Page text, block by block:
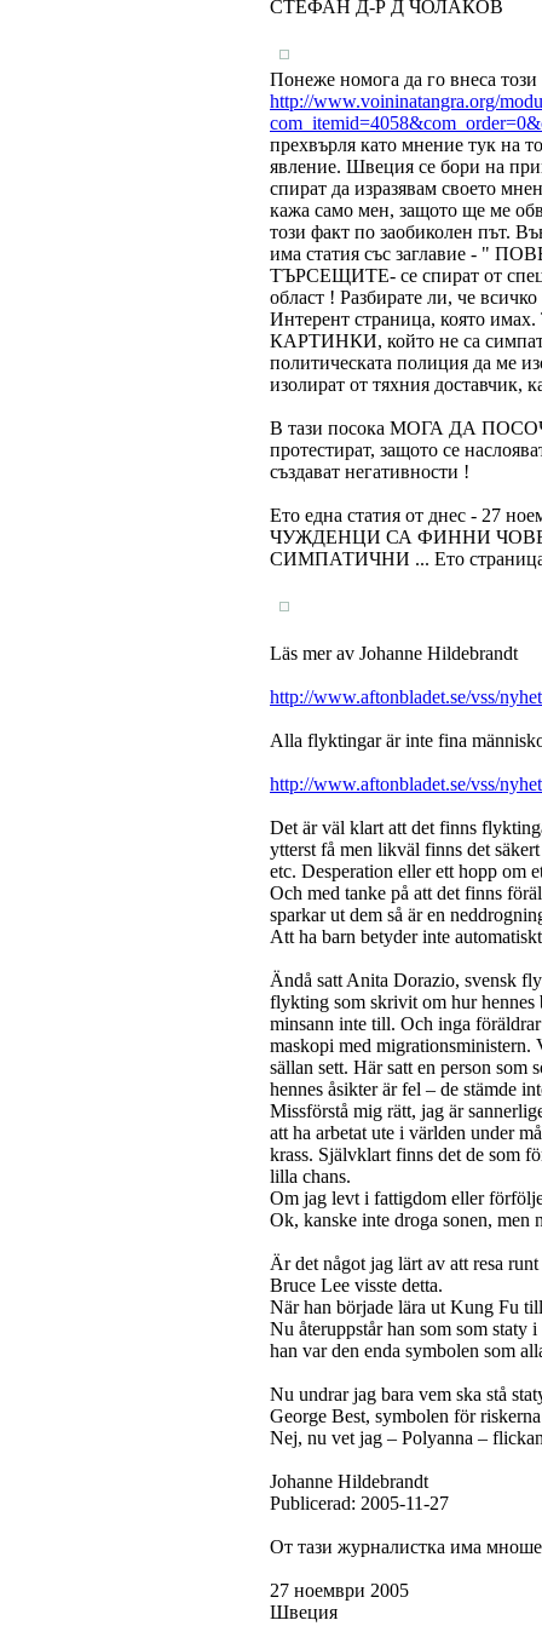
СТЕФАН Д-Р Д ЧОЛАКОВ
Понеже номога да го внеса този
http://www.voininatangra.org/
прехвърля като мнение тук на
явление. Швеция се бори на
спират да изразявам своето
кажа само мен, защото ще ме
този факт по заобиколен път.
има статия със заглавие -
ТЪРСЕЩИТЕ- се спират от
област ! Разбирате ли, че
Интерент страница, която
КАРТИНКИ, който не са
политическата полиция да ме
изолират от тяхния доставчик,
В тази посока МОГА ДА ПОСОЧА
протестират, защото се
създават негативности !
Ето една статия от днес - 27
ЧУЖДЕНЦИ СА ФИННИ
СИМПАТИЧНИ ... Ето
Läs mer av Johanne Hildebrandt
http://www.aftonbladet.se/vss/
Alla flyktingar är inte fina
http://www.aftonbladet.se/vss/
Det är väl klart att det finns
ytterst få men likväl finns det
etc. Desperation eller ett hopp om
Och med tanke på att det finns
sparkar ut dem så är en
Att ha barn betyder inte
Ändå satt Anita Dorazio, svensk
flykting som skrivit om hur hennes
minsann inte till. Och inga
maskopi med
sällan sett. Här satt en person
hennes åsikter är fel – de stämde
Missförstå mig rätt, jag är
att ha arbetat ute i världen under
krass. Självklart finns det de som
lilla chans.
Om jag levt i fattigdom eller
Ok, kanske inte droga sonen, men
Är det något jag lärt av att resa
Bruce Lee visste detta.
När han började lära ut Kung Fu
Nu återuppstår han som som staty
han var den enda symbolen som
Nu undrar jag bara vem ska stå
George Best, symbolen för
Nej, nu vet jag – Polyanna –
Johanne Hildebrandt
Publicerad: 2005-11-27
От тази журналистка има
27 ноември 2005
Швеция